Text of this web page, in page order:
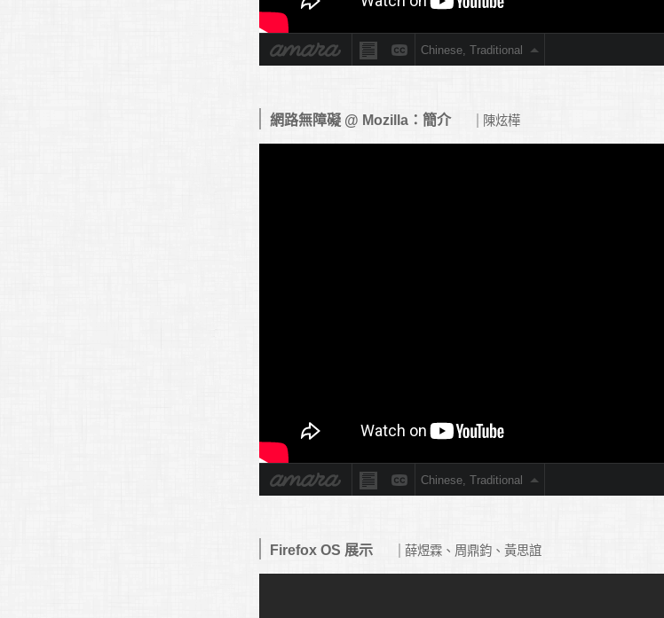
網路無障礙 @ Mozilla：簡介 陳炫樺
Firefox OS 展示 薛煜霖、周鼎鈞、黃思誼